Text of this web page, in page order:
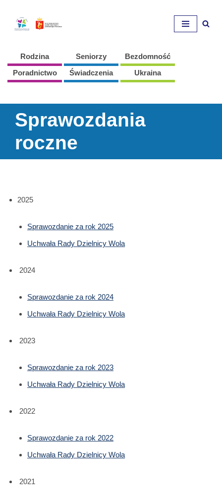
Przejdź
Rodzina Seniorzy
Bezdomność
Poradnictwo
Świadczenia Ukraina
Sprawozdania
roczne
2025
Sprawozdanie za rok 2025
Uchwała Rady Dzielnicy Wola
2024
Sprawozdanie za rok 2024
Uchwała Rady Dzielnicy Wola
2023
Sprawozdanie za rok 2023
Uchwała Rady Dzielnicy Wola
2022
Sprawozdanie za rok 2022
Uchwała Rady Dzielnicy Wola
2021